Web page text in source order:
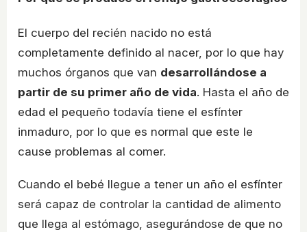
El cuerpo del recién nacido no está
completamente definido al nacer, por lo que hay
muchos órganos que van desarrollándose a
partir de su primer año de vida. Hasta el año de
edad el pequeño todavía tiene el esfínter
inmaduro, por lo que es normal que este le
cause problemas al comer.
Cuando el bebé llegue a tener un año el esfínter
será capaz de controlar la cantidad de alimento
que llega al estómago, asegurándose de que no